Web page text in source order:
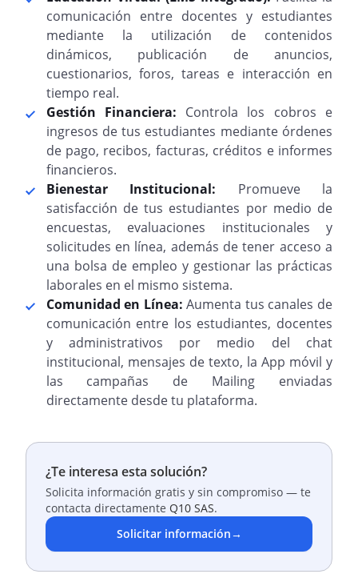
comunicación entre docentes y estudiantes
mediante la utilización de contenidos
dinámicos, publicación de anuncios,
cuestionarios, foros, tareas e interacción en
tiempo real.
Gestión Financiera: Controla los cobros e
ingresos de tus estudiantes mediante órdenes
de pago, recibos, facturas, créditos e informes
financieros.
Bienestar Institucional: Promueve la
satisfacción de tus estudiantes por medio de
encuestas, evaluaciones institucionales y
solicitudes en línea, además de tener acceso a
una bolsa de empleo y gestionar las prácticas
laborales en el mismo sistema.
Comunidad en Línea: Aumenta tus canales de
comunicación entre los estudiantes, docentes
y administrativos por medio del chat
institucional, mensajes de texto, la App móvil y
las campañas de Mailing enviadas
directamente desde tu plataforma.
¿Te interesa esta solución?
Solicita información gratis y sin compromiso — te
contacta directamente Q10 SAS.
Solicitar información→